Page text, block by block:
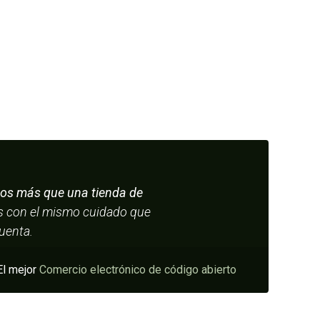
más que una tienda de
con el mismo cuidado que
mejor Comercio electrónico de código abierto